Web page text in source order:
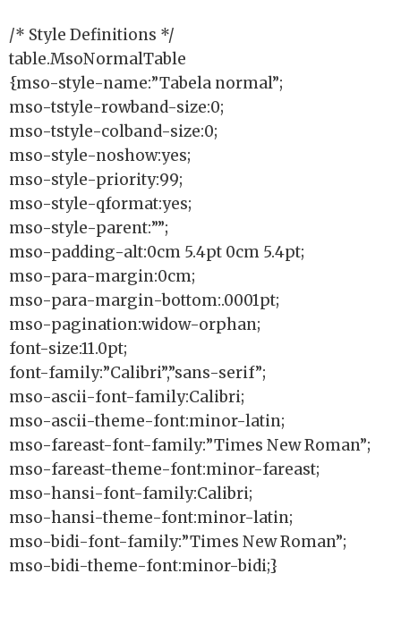
/* Style Definitions */
table.MsoNormalTable
{mso-style-name:”Tabela normal”;
mso-tstyle-rowband-size:0;
mso-tstyle-colband-size:0;
mso-style-noshow:yes;
mso-style-priority:99;
mso-style-qformat:yes;
mso-style-parent:””;
mso-padding-alt:0cm 5.4pt 0cm 5.4pt;
mso-para-margin:0cm;
mso-para-margin-bottom:.0001pt;
mso-pagination:widow-orphan;
font-size:11.0pt;
font-family:”Calibri”,”sans-serif”;
mso-ascii-font-family:Calibri;
mso-ascii-theme-font:minor-latin;
mso-fareast-font-family:”Times New Roman”;
mso-fareast-theme-font:minor-fareast;
mso-hansi-font-family:Calibri;
mso-hansi-theme-font:minor-latin;
mso-bidi-font-family:”Times New Roman”;
mso-bidi-theme-font:minor-bidi;}